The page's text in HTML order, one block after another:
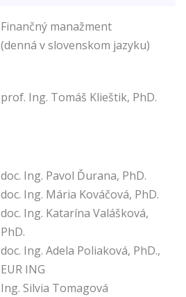
Finančný manažment
(denná v slovenskom jazyku)
prof. Ing. Tomáš Klieštik, PhD.
doc. Ing. Pavol Ďurana, PhD.
doc. Ing. Mária Kováčová, PhD.
doc. Ing. Katarína Valášková,
PhD.
doc. Ing. Adela Poliaková, PhD.,
EUR ING
Ing. Silvia Tomagová